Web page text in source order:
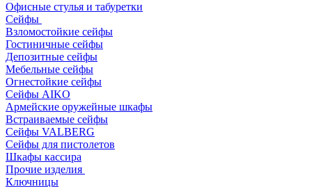
Офисные стулья и табуретки
Сейфы
Взломостойкие сейфы
Гостиничные сейфы
Депозитные сейфы
Мебельные сейфы
Огнестойкие сейфы
Сейфы AIKO
Армейские оружейные шкафы
Встраиваемые сейфы
Сейфы VALBERG
Сейфы для пистолетов
Шкафы кассира
Прочие изделия
Ключницы